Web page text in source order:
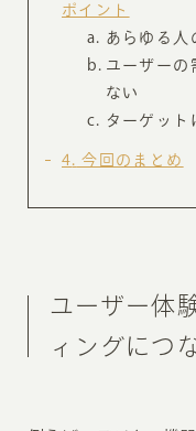
ポイント
あらゆる人
ユーザーの
ない
ターゲット
4 今回のまとめ
ユーザー体
ィングにつ